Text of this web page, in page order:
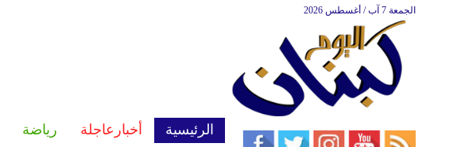
الجمعة 7 آب / أغسطس 2026
الرئيسية أخبارعاجلة رياضة